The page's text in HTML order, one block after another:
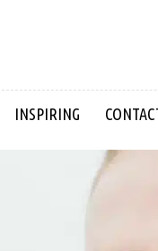
INSPIRING